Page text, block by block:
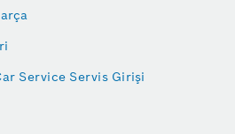
Service Servis Girişi